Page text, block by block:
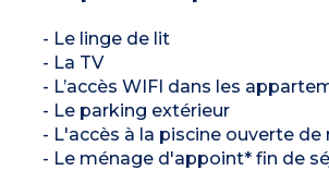
- Le linge de lit
- La TV
- L’accès WIFI dans les
- Le parking extérieur
- L'accès à la piscine ouverte
- Le ménage d'appoint* fin de